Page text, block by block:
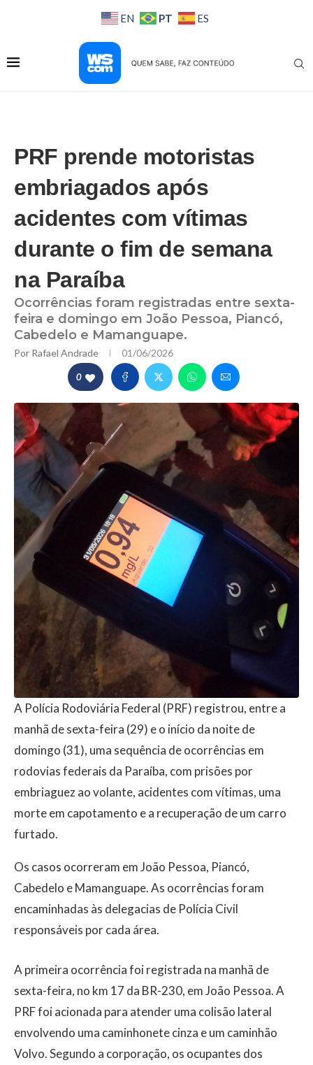
EN PT ES
PRF prende motoristas
embriagados após
acidentes com vítimas
durante o fim de semana
na Paraíba
Ocorrências foram registradas entre sexta-
feira e domingo em João Pessoa, Piancó,
Cabedelo e Mamanguape.
Por Rafael Andrade 01/06/2026
0
A Polícia Rodoviária Federal (PRF) registrou, entre a
manhã de sexta-feira (29) e o início da noite de
domingo (31), uma sequência de ocorrências em
rodovias federais da Paraíba, com prisões por
embriaguez ao volante, acidentes com vítimas, uma
morte em capotamento e a recuperação de um carro
furtado.
Os casos ocorreram em João Pessoa, Piancó,
Cabedelo e Mamanguape. As ocorrências foram
encaminhadas às delegacias de Polícia Civil
responsáveis por cada área.
A primeira ocorrência foi registrada na manhã de
sexta-feira, no km 17 da BR-230, em João Pessoa. A
PRF foi acionada para atender uma colisão lateral
envolvendo uma caminhonete cinza e um caminhão
Volvo. Segundo a corporação, os ocupantes dos